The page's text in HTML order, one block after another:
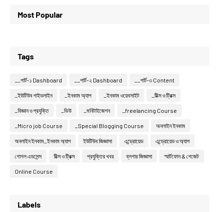
Most Popular
Tags
__পার্ট-১ Dashboard __পার্ট-২ Dashboard __পার্ট-৩ Content
_ইউটিউব গাইডলাইন _ইনকাম অ্যাপ _ইনকাম ওয়েবসাইট _টিক্স ও ট্রিক্স
_বিজ্ঞান ও প্রযুক্তি _ভিউ _মনিটাইজেশন _freelancing Course
_Micro job Course _Special Blogging Course অনলাইন ইনকাম
অনলাইন ইনকাম_ইনকাম অ্যাপ ইউটিউব জিজ্ঞাসা এন্ড্রোয়েড এন্ড্রোয়েড ও অ্যাপ
গোগল এডসেন্স টিক্স ও ট্রিক্স প্রযুক্তির খবর ব্লগার জিজ্ঞাসা স্মার্টফোন & গেজেট
Online Course
Labels